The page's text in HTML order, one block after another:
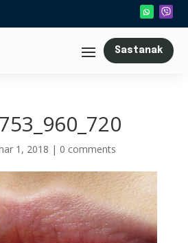
Sastanak
1, 2018 | 0 comments